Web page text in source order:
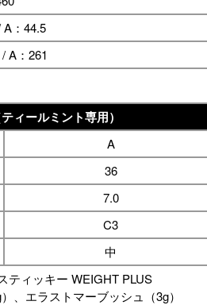
A：44.5
A：261
ィールミント専用）
A
36
7.0
C3
中
ティッキー WEIGHT PLUS
、エラストマーブッシュ（3g）